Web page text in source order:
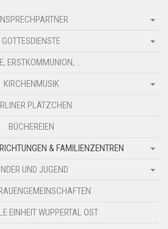
GOTTESDIENSTE
ERSTKOMMUNION, …
KIRCHENMUSIK
PLÄTZCHEN
BÜCHEREIEN
& FAMILIENZENTREN
UND JUGEND
EINHEIT WUPPERTAL OST